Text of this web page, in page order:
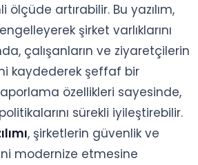
artırabilir. Bu yazılım,
şirket varlıklarını
çalışanların ve ziyaretçilerin
kaydederek şeffaf bir
özellikleri sayesinde,
sürekli iyileştirebilir.
, şirketlerin güvenlik ve
modernize etmesine